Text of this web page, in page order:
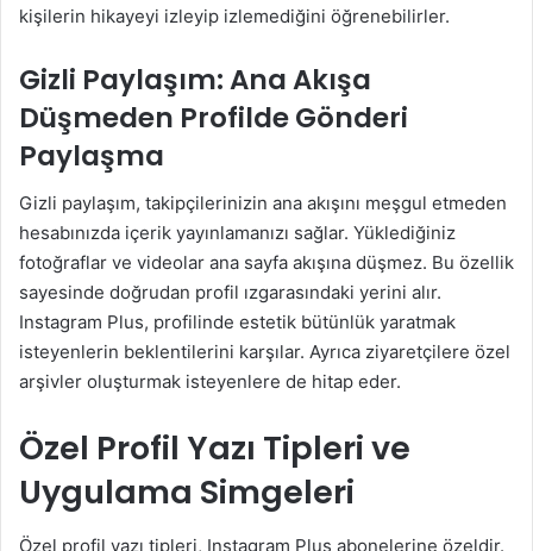
kişilerin hikayeyi izleyip izlemediğini öğrenebilirler.
Gizli Paylaşım: Ana Akışa
Düşmeden Profilde Gönderi
Paylaşma
Gizli paylaşım, takipçilerinizin ana akışını meşgul etmeden
hesabınızda içerik yayınlamanızı sağlar. Yüklediğiniz
fotoğraflar ve videolar ana sayfa akışına düşmez. Bu özellik
sayesinde doğrudan profil ızgarasındaki yerini alır.
Instagram Plus, profilinde estetik bütünlük yaratmak
isteyenlerin beklentilerini karşılar. Ayrıca ziyaretçilere özel
arşivler oluşturmak isteyenlere de hitap eder.
Özel Profil Yazı Tipleri ve
Uygulama Simgeleri
Özel profil yazı tipleri, Instagram Plus abonelerine özeldir.